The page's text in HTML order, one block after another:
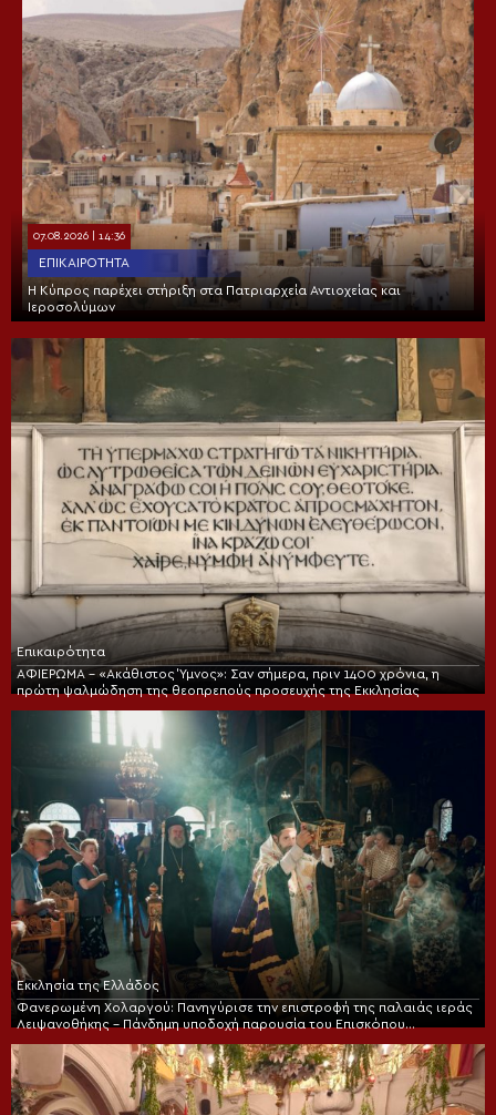
07.08.2026 | 14:36
ΕΠΙΚΑΙΡΌΤΗΤΑ
Η Κύπρος παρέχει στήριξη στα Πατριαρχεία Αντιοχείας και
Ιεροσολύμων
Επικαιρότητα
ΑΦΙΕΡΩΜΑ – «Ακάθιστος Ύμνος»: Σαν σήμερα, πριν 1400 χρόνια, η
πρώτη ψαλμώδηση της θεοπρεπούς προσευχής της Εκκλησίας
Εκκλησία της Ελλάδος
Φανερωμένη Χολαργού: Πανηγύρισε την επιστροφή της παλαιάς ιεράς
Λειψανοθήκης – Πάνδημη υποδοχή παρουσία του Επισκόπου